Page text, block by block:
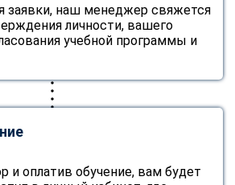
заявки, наш менеджер свяжется
личности, вашего
учебной программы и
и оплатив обучение, вам будет